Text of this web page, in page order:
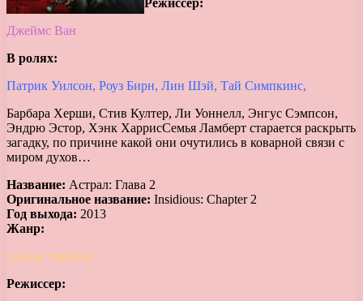
Джеймс Ван
В ролях:
Патрик Уилсон, Роуз Бирн, Лин Шэй, Тай Симпкинс,
Барбара Херши, Стив Култер, Ли Уоннелл, Энгус Сэмпсон,
Эндрю Эстор, Хэнк ХаррисСемья Ламберт старается раскрыть
загадку, по причине какой они очутились в коварной связи с
миром духов…
Название: Астрал: Глава 2
Оригинальное название: Insidious: Chapter 2
Год выхода: 2013
Жанр:
ужасы, триллер
Режиссер: